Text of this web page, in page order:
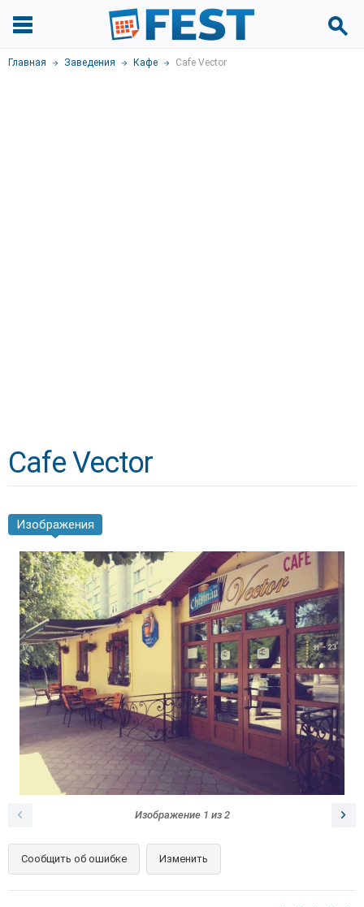
Главная Заведения Кафе Cafe Vector
Cafe Vector
Изображения
Изображение 1 из 2
Сообщить об ошибке Изменить